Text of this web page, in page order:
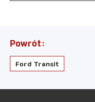
Powrót
Ford Transit